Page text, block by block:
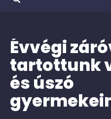
Évvégi
tartottunk
és úszó